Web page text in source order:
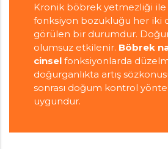
Kronik böbrek yetmezliği
fonksiyon bozukluğu her iki
görülen bir durumdur.
olumsuz etkilenir. Böbrek
cinsel fonksiyonlarda
doğurganlıkta artış
sonrası doğum kontrol
uygundur.